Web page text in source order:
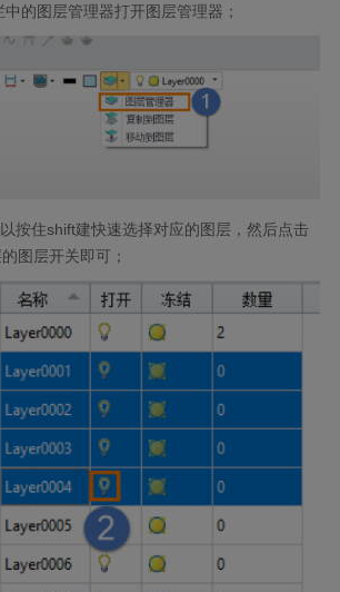
中的图层管理器打开图层管理器；
按住shift建快速选择对应的图层，然后点击
图层开关即可；